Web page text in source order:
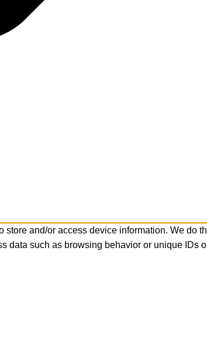
store and/or access device information. We
data such as browsing behavior or unique IDs